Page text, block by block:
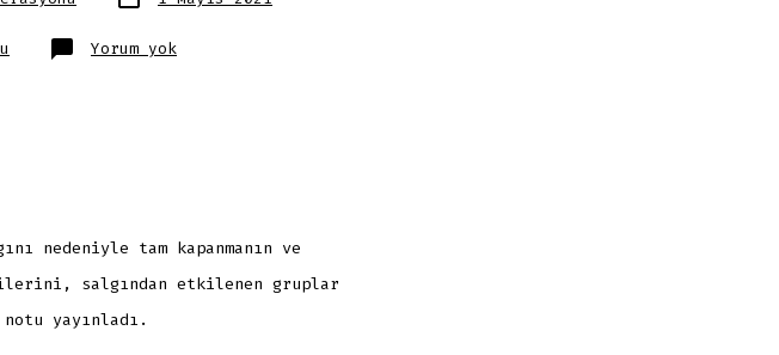
Yorum yokENGELLİLERDE
PANDEMİ
nedeniyle tam kapanmanın ve
salgından etkilenen gruplar
yayınladı.